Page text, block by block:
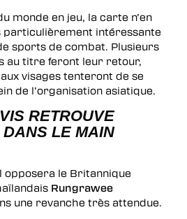
monde en jeu, la carte n’en
particulièrement intéressante
sports de combat. Plusieurs
au titre feront leur retour,
visages tenteront de se
de l’organisation asiatique.
RETROUVE
LE MAIN
le Britannique
Rungrawee
une revanche très attendue.